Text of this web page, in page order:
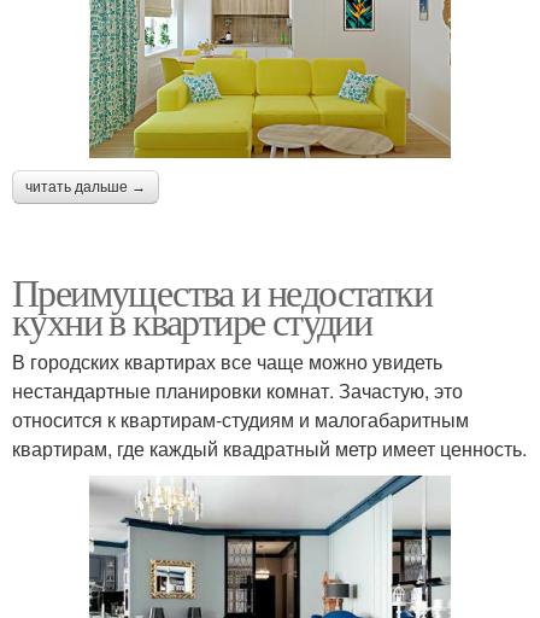
читать дальше →
Преимущества и недостатки
кухни в квартире студии
В городских квартирах все чаще можно увидеть
нестандартные планировки комнат. Зачастую, это
относится к квартирам-студиям и малогабаритным
квартирам, где каждый квадратный метр имеет ценность.